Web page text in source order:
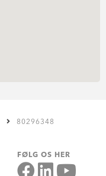
80296348
FØLG OS HER